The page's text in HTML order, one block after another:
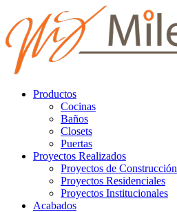
Productos
Cocinas
Baños
Closets
Puertas
Proyectos Realizados
Proyectos de Construcción
Proyectos Residenciales
Proyectos Institucionales
Acabados